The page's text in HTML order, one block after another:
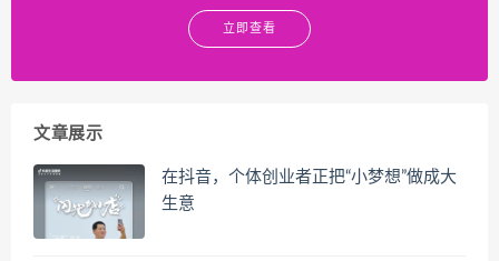
立即查看
文章展示
在抖音，个体创业者正把“小梦想”做成大
生意